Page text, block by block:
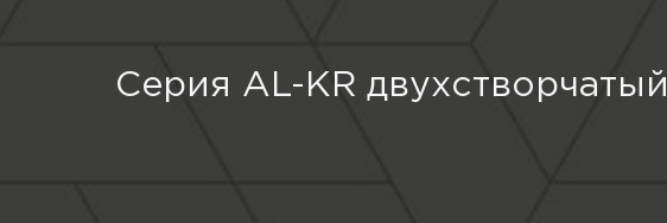
Серия AL-KR двухстворчатый